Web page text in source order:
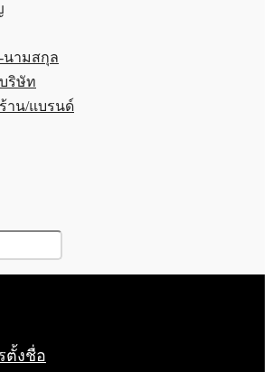
นามสกุล
ริษัท
าน/แบรนด์
ตั้งชื่อ